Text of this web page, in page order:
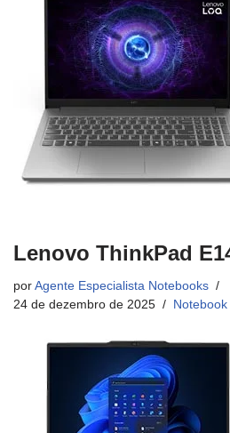
Lenovo ThinkPad
por Agente Especialista Notebooks
24 de dezembro de 2025